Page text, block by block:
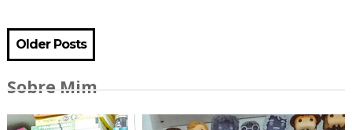
Older Posts
Sobre Mim